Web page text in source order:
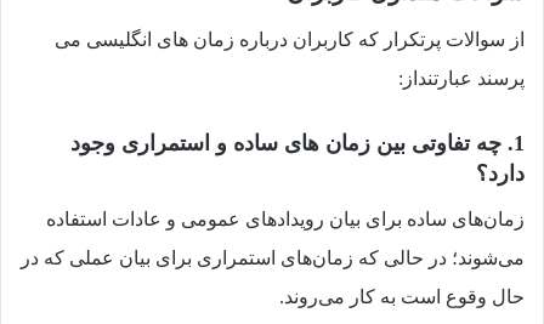
از سوالات پرتکرار که کاربران درباره زمان های انگلیسی می
پرسند عبارتنداز:
1. چه تفاوتی بین زمان‌ های ساده و استمراری وجود
دارد؟
زمان‌های ساده برای بیان رویدادهای عمومی و عادات استفاده
می‌شوند؛ در حالی که زمان‌های استمراری برای بیان عملی که در
حال وقوع است به کار می‌روند.